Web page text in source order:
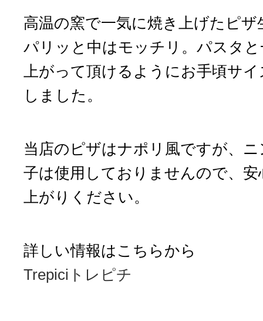
高温の窯で一気に焼き上げたピザ
パリッと中はモッチリ。パスタ
上がって頂けるようにお手頃サ
しました。
当店のピザはナポリ風ですが、
子は使用しておりませんので、
上がりください。
詳しい情報はこちらから
Trepiciトレピチ